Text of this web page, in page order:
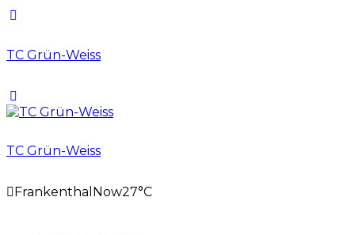
TC Grün-Weiss
TC Grün-Weiss
Frankenthal Now27°C